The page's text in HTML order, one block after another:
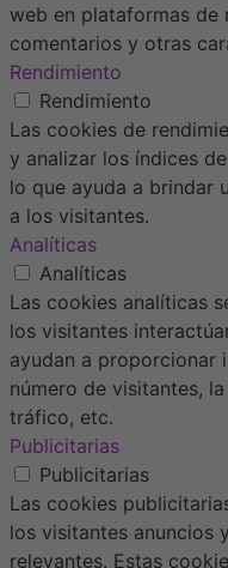
web en plataformas de
comentarios y otras
Rendimiento
Rendimiento
Las cookies de
y analizar los índices
lo que ayuda a brindar
a los visitantes.
Analíticas
Analíticas
Las cookies analíticas
los visitantes
ayudan a proporcionar
número de visitantes,
tráfico, etc.
Publicitarias
Publicitarias
Las cookies
los visitantes anuncios
relevantes. Estas